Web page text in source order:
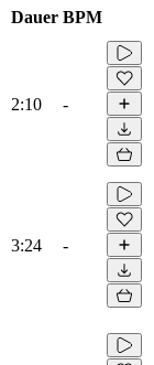
Dauer BPM
2:10 -
3:24 -